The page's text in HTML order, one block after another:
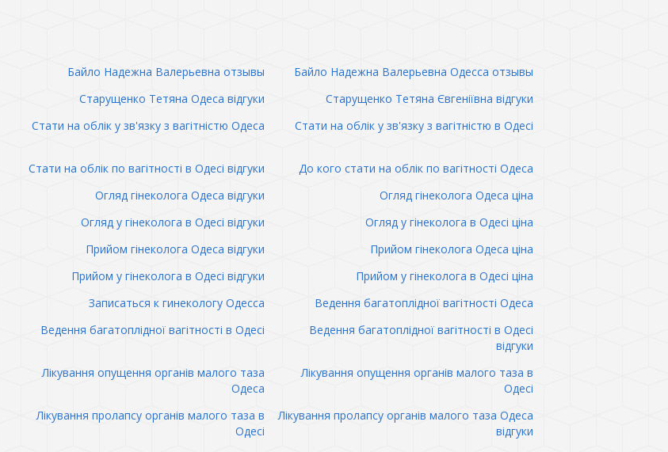
Байло Надежна Валерьевна отзывы
Байло Надежна Валерьевна Одесса отзывы
Старущенко Тетяна Одеса відгуки
Старущенко Тетяна Євгеніївна відгуки
Стати на облік у зв'язку з вагітністю Одеса Стати на облік у зв'язку з вагітністю в Одесі
Стати на облік по вагітності в Одесі відгуки
До кого стати на облік по вагітності Одеса
Огляд гінеколога Одеса відгуки
Огляд гінеколога Одеса ціна
Огляд у гінеколога в Одесі відгуки
Огляд у гінеколога в Одесі ціна
Прийом гінеколога Одеса відгуки
Прийом гінеколога Одеса ціна
Прийом у гінеколога в Одесі відгуки
Прийом у гінеколога в Одесі ціна
Записаться к гинекологу Одесса
Ведення багатоплідної вагітності Одеса
Ведення багатоплідної вагітності в Одесі
Ведення багатоплідної вагітності в Одесі
відгуки
Лікування опущення органів малого таза
Одеса
Лікування опущення органів малого таза в
Одесі
Лікування пролапсу органів малого таза в
Одесі
Лікування пролапсу органів малого таза Одеса
відгуки